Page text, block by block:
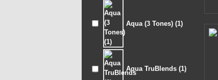
Aqua (3 Tones) (1)
Aqua TruBlends (1)